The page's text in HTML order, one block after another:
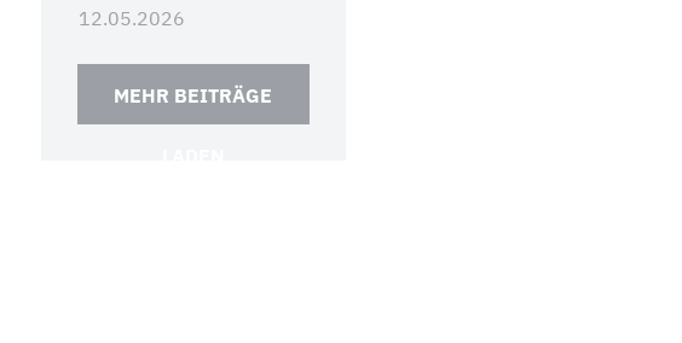
12.05.2026
MEHR BEITRÄGE